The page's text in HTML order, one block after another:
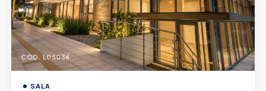
CÓD. L05036
SALA